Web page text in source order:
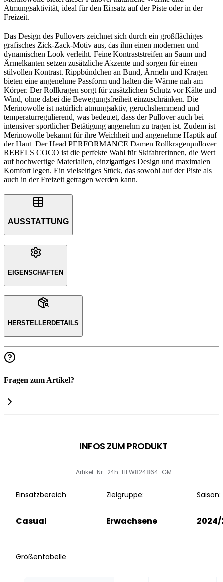
Atmungsaktivität, ideal für den Einsatz auf der Piste oder in der
Freizeit.
Das Design des Pullovers zeichnet sich durch ein großflächiges
grafisches Zick-Zack-Motiv aus, das ihm einen modernen und
dynamischen Look verleiht. Feine Kontraststreifen an Saum und
Ärmelkanten setzen zusätzliche Akzente und sorgen für einen
stilvollen Kontrast. Rippbündchen an Bund, Ärmeln und Kragen
bieten eine angenehme Passform und halten die Wärme nah am
Körper. Der Rollkragen sorgt für zusätzlichen Schutz vor Kälte und
Wind, ohne dabei die Bewegungsfreiheit einzuschränken. Die
Merinowolle ist natürlich atmungsaktiv, geruchshemmend und
temperaturregulierend, was bedeutet, dass der Pullover auch bei
intensiver sportlicher Betätigung angenehm zu tragen ist. Zudem ist
Merinowolle bekannt für ihre Weichheit und angenehme Haptik auf
der Haut. Der Head PERFORMANCE Damen Rollkragenpullover
REBELS COCO ist die perfekte Wahl für Skifahrerinnen, die Wert
auf hochwertige Materialien, einzigartiges Design und maximalen
Komfort legen. Ein vielseitiges Stück, das sowohl auf der Piste als
auch in der Freizeit getragen werden kann.
AUSSTATTUNG
EIGENSCHAFTEN
HERSTELLERDETAILS
Fragen zum Artikel?
INFOS ZUM PRODUKT
Artikel-Nr.: 24h-HEW824864-GM
Einsatzbereich
Casual
Zielgruppe:
Erwachsene
Saison:
2024/
Größentabelle